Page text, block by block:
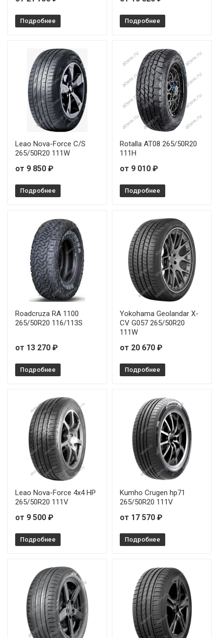
Подробнее Подробнее
Leao Nova-Force C/S
265/50R20 111W
от 9 850 ₽
Подробнее
Rotalla AT08 265/50R20
111H
от 9 010 ₽
Подробнее
Roadcruza RA 1100
265/50R20 116/113S
от 13 270 ₽
Подробнее
Yokohama Geolandar X-
CV G057 265/50R20
111W
от 20 670 ₽
Подробнее
Leao Nova-Force 4x4 HP
265/50R20 111V
от 9 500 ₽
Подробнее
Kumho Crugen hp71
265/50R20 111V
от 17 570 ₽
Подробнее